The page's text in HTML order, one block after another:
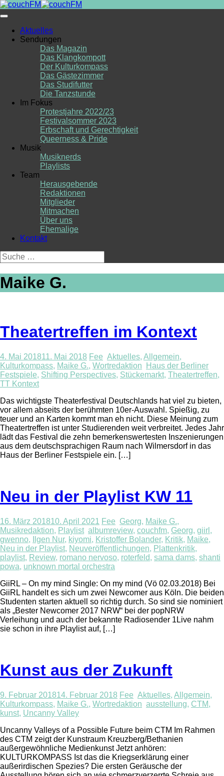
Skip
to
Aktuelles
Sendungen
Das Magazin
Das Klangkompott
Der Kulturkompass
Das Gästezimmer
Das Studifutter
Die Tanzstunde
Im Fokus
Protestjahre 2022/23
Festivalsommer 2023
Erbschaft und Gerechtigkeit
Queerness & Pride
Musik
Musiknerds
Playlists
Team
Herausgebende
Redaktionen
Mitglieder
Mitmachen
Über uns
Ehemalige
Kontakt
Suche
nach:
Maike G.
Theatertreffen im Kontext
4. Mai 201811. Mai 2018 Fee Aktuelles, Allgemein,
Kulturkompass, Maike G., Wortredaktion
Haus der Berliner
Festspiele, Shifting Perspectives, Stückemarkt, Theatertreffen,
TT Kontext
Das wichtigste Theaterfestival Deutschlands hat viel zu bieten,
vor allem abseits der berühmten 10er-Auswahl. Spießig, zu
teuer und an Karten kommt man eh nicht. Diese Meinung zum
Theatertreffen ist unter Studierenden weit verbreitet. Jedes Jahr
lädt das Festival die zehn bemerkenswertesten Inszenierungen
aus dem deutschsprachigen Raum nach Wilmersdorf in das
Haus der Berliner Festspiele ein. […]
Neu in der Playlist KW 11
16. März 201810. April 2021 Fee Georg, Maike G.,
Musikredaktion, Playlist albumreview, couchfm, Georg, giirl ,
gwenno, Ilgen Nur, kiyomi, Kristoffer Bolander, Kritik, Maike,
Neu in der Playlist, Neuveröffentlichungen, Plattenkritik,
playlist, Review, romano nervoso, roterfeld, sama dams, shanti
powa, unknown mortal orchestra
GiiRL – On my mind Single: On my mind (Vö 02.03.2018) Bei
GiiRL handelt es sich um zwei Newcomer aus Köln. Die beiden
Studenten starten aktuell so richtig durch. So sind sie nominiert
als „Bester Newcomer 2017 NRW“ bei der popNRW
Verleihung und auch der bekannte Radiosender 1Live nahm
sie schon in ihre Playlist auf, […]
Kunst aus der Zukunft
9. Februar 201814. Februar 2018 Fee Aktuelles, Allgemein,
Kulturkompass, Maike G., Wortredaktion ausstellung, CTM,
kunst, Uncanny Valley
Uncanny Valleys of a Possible Future beim CTM Im Rahmen
des CTM zeigt der Kunstraum Kreuzberg/Bethanien
außergewöhnliche Medienkunst Jetzt anhören:
KULTURKOMPASS Ist das die Kriegserklärung einer
außerirdischen Spezies? Die ersten Geräusche der